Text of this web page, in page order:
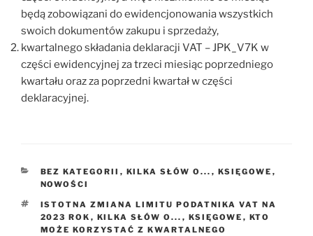
będą zobowiązani do ewidencjonowania wszystkich
swoich dokumentów zakupu i sprzedaży,
kwartalnego składania deklaracji VAT – JPK_V7K w
części ewidencyjnej za trzeci miesiąc poprzedniego
kwartału oraz za poprzedni kwartał w części
deklaracyjnej.
KATEGORIE
BEZ KATEGORII , KILKA SŁÓW O... , KSIĘGOWE ,
NOWOŚCI
TAGI
ISTOTNA ZMIANA LIMITU PODATNIKA VAT NA
2023 ROK , KILKA SŁÓW O... , KSIĘGOWE , KTO
MOŻE KORZYSTAĆ Z KWARTALNEGO